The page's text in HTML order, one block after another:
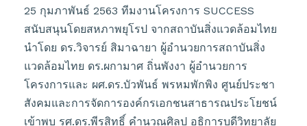
25 กุมภาพันธ์ 2563 ทีมงานโครงการ SUCCESS
สนับสนุนโดยสหภาพยุโรป จากสถาบันสิ่งแวดล้อมไทย
นำโดย ดร.วิจารย์ สิมาฉายา ผู้อำนวยการสถาบันสิ่ง
แวดล้อมไทย ดร.ผกามาศ ถิ่นพังงา ผู้อำนวยการ
โครงการและ ผศ.ดร.บัวพันธ์ พรหมพักพิง ศูนย์ประชา
สังคมและการจัดการองค์กรเอกชนสาธารณประโยชน์
เข้าพบ รศ.ดร.พีรสิทธิ์ คำนวณศิลป อธิการบดีวิทยาลัย